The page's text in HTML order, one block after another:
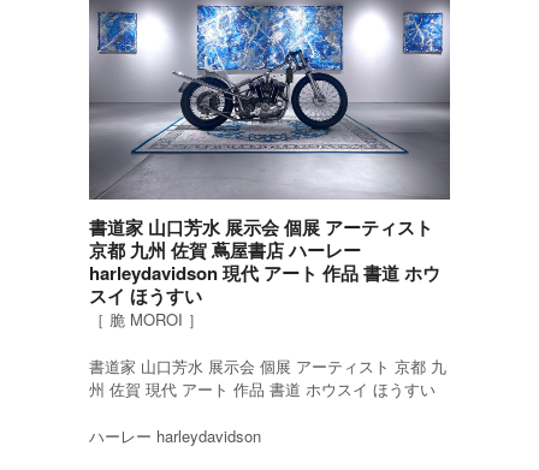
書道家 山口芳水 展示会 個展 アーティスト
京都 九州 佐賀 蔦屋書店 ハーレー
harleydavidson 現代 アート 作品 書道 ホウ
スイ ほうすい
［ 脆 MOROI ］
書道家 山口芳水 展示会 個展 アーティスト 京都 九
州 佐賀 現代 アート 作品 書道 ホウスイ ほうすい
ハーレー harleydavidson